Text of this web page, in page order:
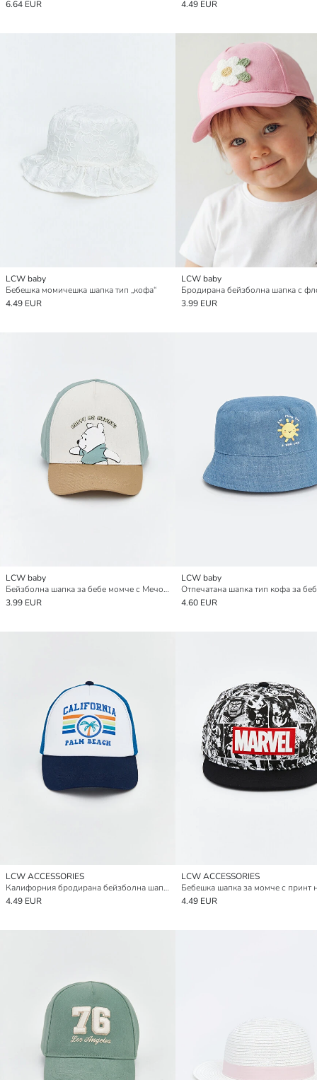
6.64 EUR 4.49 EUR
LCW baby
Бебешка момичешка шапка тип „кофа“
4.49 EUR
LCW baby
3.99 EUR
LCW baby
Бейзболна шапка за бебе момче с Мечо Пух и отпечатан модел
3.99 EUR
LCW baby
4.60 EUR
LCW ACCESSORIES
Калифорния бродирана бейзболна шапка за бебета момчета
4.49 EUR
LCW ACCESSORIES
4.49 EUR